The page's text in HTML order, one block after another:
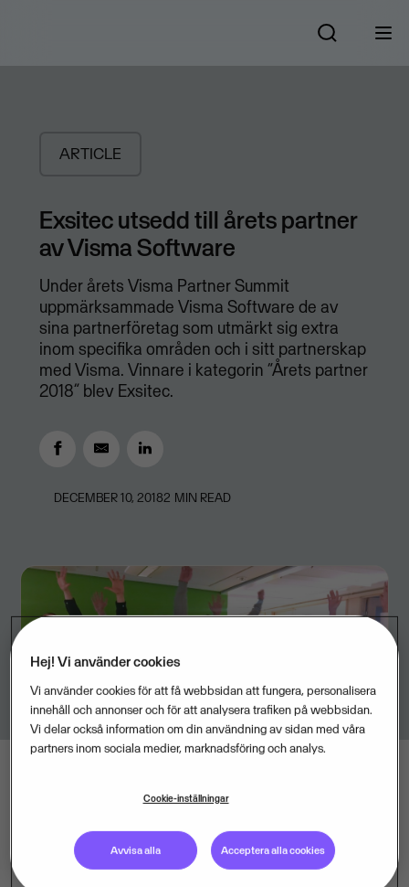
ARTICLE
Exsitec utsedd till årets partner
av Visma Software
Under årets Visma Partner Summit
uppmärksammade Visma Software de av
sina partnerföretag som utmärkt sig extra
inom specifika områden och i sitt partnerskap
med Visma. Vinnare i kategorin “Årets partner
2018” blev Exsitec.
DECEMBER 10, 20182 MIN READ
Hej! Vi använder cookies
Vi använder cookies för att få webbsidan att fungera, personalisera
innehåll och annonser och för att analysera trafiken på webbsidan.
Vi delar också information om din användning av sidan med våra
partners inom sociala medier, marknadsföring och analys.
Cookie-inställningar
Avvisa alla Acceptera alla cookies